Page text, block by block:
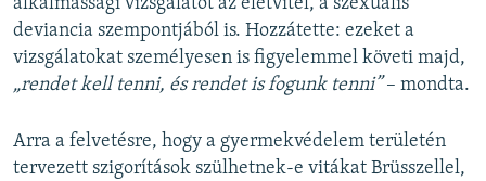
alkalmassági vizsgálatot az életvitel, a szexuális
deviancia szempontjából is. Hozzátette: ezeket a
vizsgálatokat személyesen is figyelemmel követi majd,
„rendet kell tenni, és rendet is fogunk tenni”– mondta.
Arra a felvetésre, hogy a gyermekvédelem területén
tervezett szigorítások szülhetnek-e vitákat Brüsszellel,